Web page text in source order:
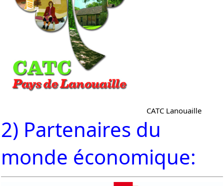
CATC Lanouaille
2) Partenaires du
monde économique: